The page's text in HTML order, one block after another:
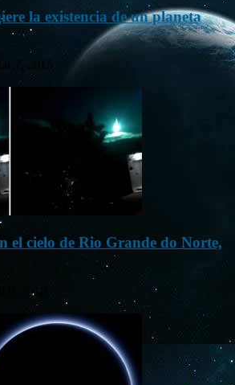
la existencia de un planeta
el cielo de Rio Grande do Norte,
9, 2018